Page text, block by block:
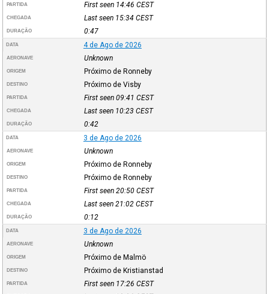
PARTIDA First seen 14:46 CEST
CHEGADA Last seen 15:34 CEST
DURAÇÃO 0:47
DATA 4 de Ago de 2026
AERONAVE Unknown
ORIGEM Próximo de Ronneby
DESTINO Próximo de Visby
PARTIDA First seen 09:41 CEST
CHEGADA Last seen 10:23 CEST
DURAÇÃO 0:42
DATA 3 de Ago de 2026
AERONAVE Unknown
ORIGEM Próximo de Ronneby
DESTINO Próximo de Ronneby
PARTIDA First seen 20:50 CEST
CHEGADA Last seen 21:02 CEST
DURAÇÃO 0:12
DATA 3 de Ago de 2026
AERONAVE Unknown
ORIGEM Próximo de Malmö
DESTINO Próximo de Kristianstad
PARTIDA First seen 17:26 CEST